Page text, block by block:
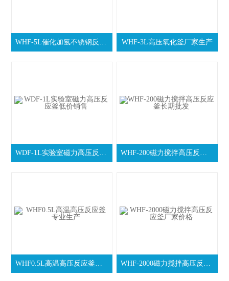
WHF-5L催化加氢不锈钢反应釜厂商直销 WHF-3L高压氧化釜厂家生产
WDF-1L实验室磁力高压反应釜低价销售 WHF-200磁力搅拌高压反应釜长期批发
WHF0.5L高温高压反应釜专业生产 WHF-2000磁力搅拌高压反应釜厂家价格